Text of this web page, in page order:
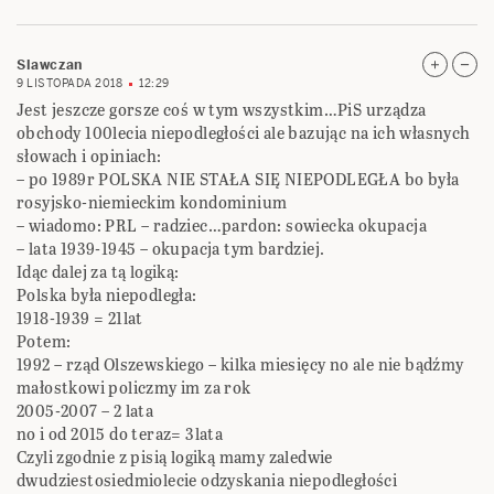
Slawczan
9 LISTOPADA 2018 12:29
Jest jeszcze gorsze coś w tym wszystkim…PiS urządza
obchody 100lecia niepodległości ale bazując na ich własnych
słowach i opiniach:
– po 1989r POLSKA NIE STAŁA SIĘ NIEPODLEGŁA bo była
rosyjsko-niemieckim kondominium
– wiadomo: PRL – radziec…pardon: sowiecka okupacja
– lata 1939-1945 – okupacja tym bardziej.
Idąc dalej za tą logiką:
Polska była niepodległa:
1918-1939 = 21lat
Potem:
1992 – rząd Olszewskiego – kilka miesięcy no ale nie bądźmy
małostkowi policzmy im za rok
2005-2007 – 2 lata
no i od 2015 do teraz= 3lata
Czyli zgodnie z pisią logiką mamy zaledwie
dwudziestosiedmiolecie odzyskania niepodległości